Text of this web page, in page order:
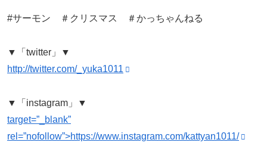
#サーモン ＃クリスマス ＃かっちゃんねる
▼「twitter」▼
http://twitter.com/_yuka1011
▼「instagram」▼
target=”_blank”
rel=”nofollow”>https://www.instagram.com/kattyan1011/